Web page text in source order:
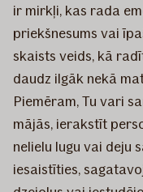
ir mirkļi, kas rada
priekšnesums vai
skaists veids, kā
daudz ilgāk nekā
Piemēram, Tu vari
mājās, ierakstīt
nelielu lugu vai deju
iesaistīties,